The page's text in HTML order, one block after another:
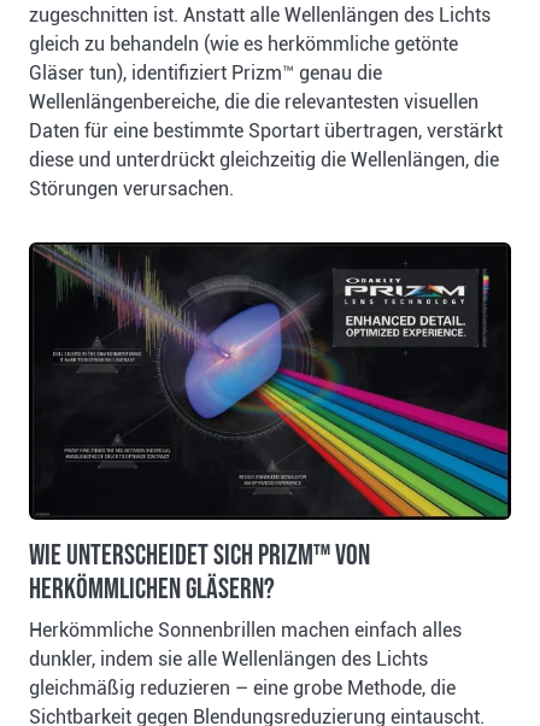
zugeschnitten ist. Anstatt alle Wellenlängen des Lichts
gleich zu behandeln (wie es herkömmliche getönte
Gläser tun), identifiziert Prizm™ genau die
Wellenlängenbereiche, die die relevantesten visuellen
Daten für eine bestimmte Sportart übertragen, verstärkt
diese und unterdrückt gleichzeitig die Wellenlängen, die
Störungen verursachen.
Wie unterscheidet sich Prizm™ von
herkömmlichen Gläsern?
Herkömmliche Sonnenbrillen machen einfach alles
dunkler, indem sie alle Wellenlängen des Lichts
gleichmäßig reduzieren – eine grobe Methode, die
Sichtbarkeit gegen Blendungsreduzierung eintauscht.